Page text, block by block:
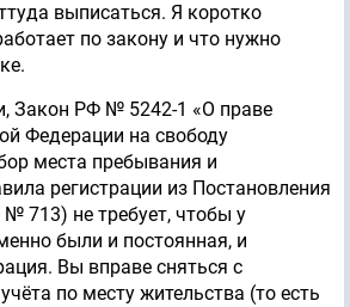
выписаться. Я коротко
по закону и что нужно
Закон РФ № 5242-1 «О праве
Федерации на свободу
места пребывания и
регистрации из Постановления
713) не требует, чтобы у
были и постоянная, и
Вы вправе сняться с
по месту жительства (то есть